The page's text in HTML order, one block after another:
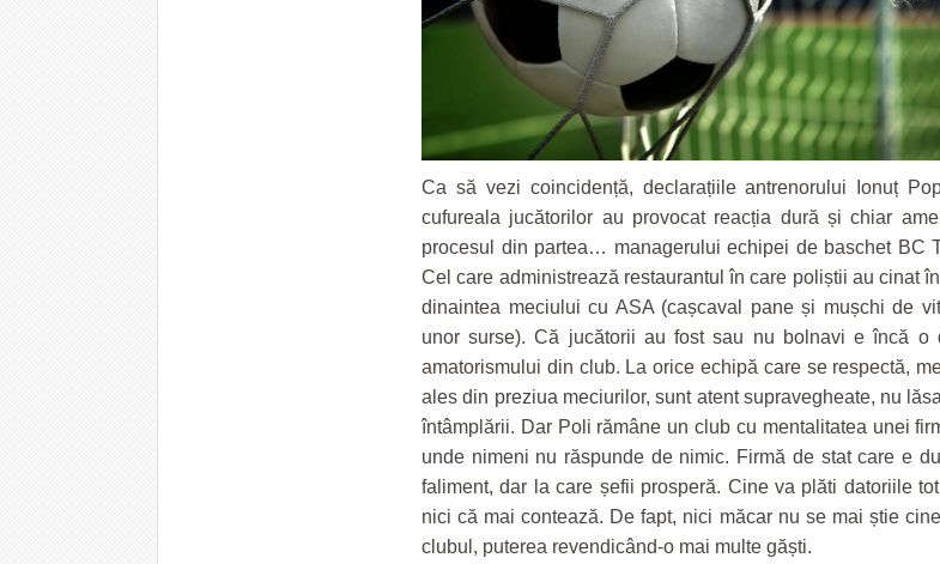
Ca să vezi coincidență, declarațiile antrenorului Ionuț
cufureala jucătorilor au provocat reacția dură și chiar
procesul din partea… managerului echipei de baschet BC
Cel care administrează restaurantul în care poliștii au cinat
dinaintea meciului cu ASA (cașcaval pane și mușchi de
unor surse). Că jucătorii au fost sau nu bolnavi e încă o
amatorismului din club. La orice echipă care se respectă,
ales din preziua meciurilor, sunt atent supravegheate, nu
întâmplării. Dar Poli rămâne un club cu mentalitatea unei
unde nimeni nu răspunde de nimic. Firmă de stat care e
faliment, dar la care șefii prosperă. Cine va plăti datoriile
nici că mai contează. De fapt, nici măcar nu se mai știe
clubul, puterea revendicând-o mai multe găști.